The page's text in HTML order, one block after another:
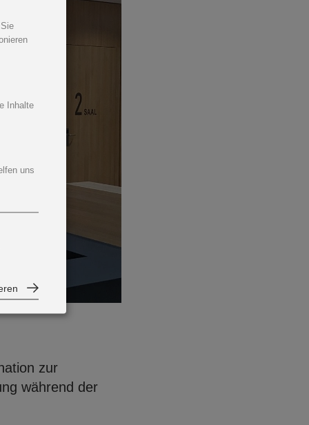
zur
während der
Inhalte
uns